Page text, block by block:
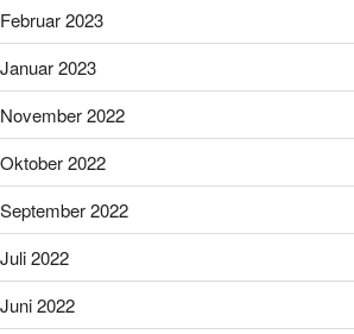
Februar 2023
Januar 2023
November 2022
Oktober 2022
September 2022
Juli 2022
Juni 2022